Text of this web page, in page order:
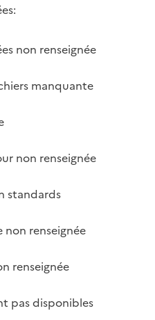
non renseignée
manquante
non renseignée
standards
renseignée
renseignée
pas disponibles